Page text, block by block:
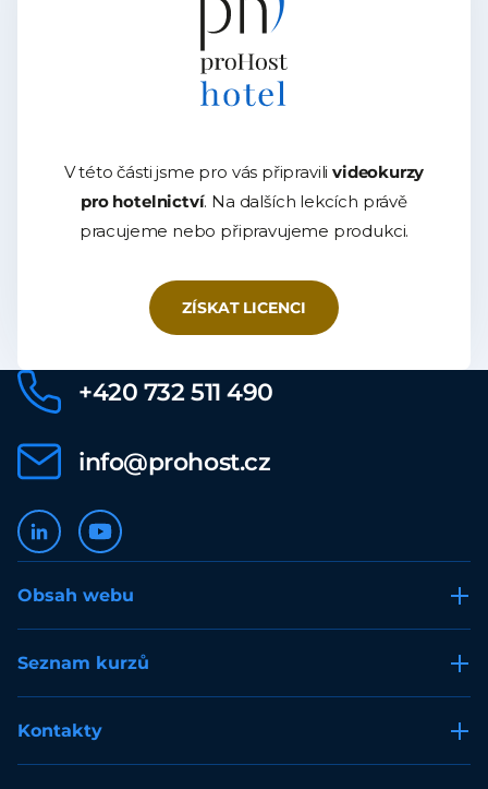
V této části jsme pro vás připravilivideokurzy
pro hotelnictví. Na dalších lekcích právě
pracujeme nebo připravujeme produkci.
ZÍSKAT LICENCI
+420 732 511 490
info@prohost.cz
Obsah webu
Seznam kurzů
Kontakty